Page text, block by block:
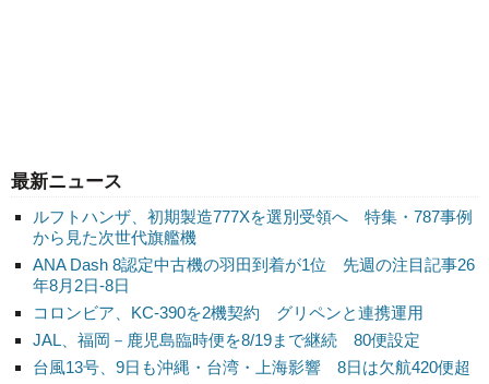
最新ニュース
ルフトハンザ、初期製造777Xを選別受領へ 特集・787事例
から見た次世代旗艦機
ANA Dash 8認定中古機の羽田到着が1位 先週の注目記事26
年8月2日-8日
コロンビア、KC-390を2機契約 グリペンと連携運用
JAL、福岡－鹿児島臨時便を8/19まで継続 80便設定
台風13号、9日も沖縄・台湾・上海影響 8日は欠航420便超